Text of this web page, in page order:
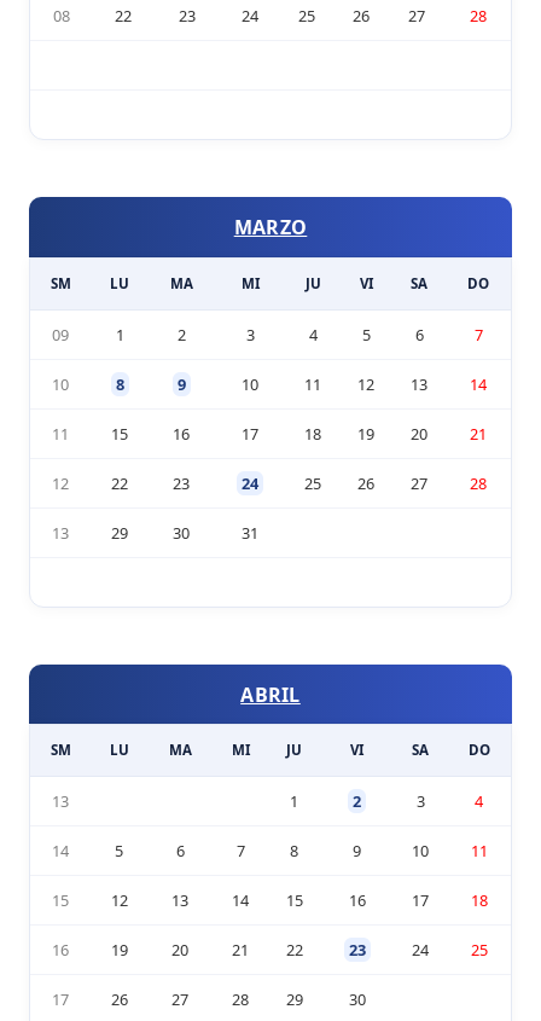
08 22 23 24 25 26 27 28
MARZO
SM LU MA MI JU VI SA DO
09 1 2 3 4 5 6 7
10 8 9 10 11 12 13 14
11 15 16 17 18 19 20 21
12 22 23 24 25 26 27 28
13 29 30 31
ABRIL
SM LU MA MI JU VI SA DO
13 1 2 3 4
14 5 6 7 8 9 10 11
15 12 13 14 15 16 17 18
16 19 20 21 22 23 24 25
17 26 27 28 29 30